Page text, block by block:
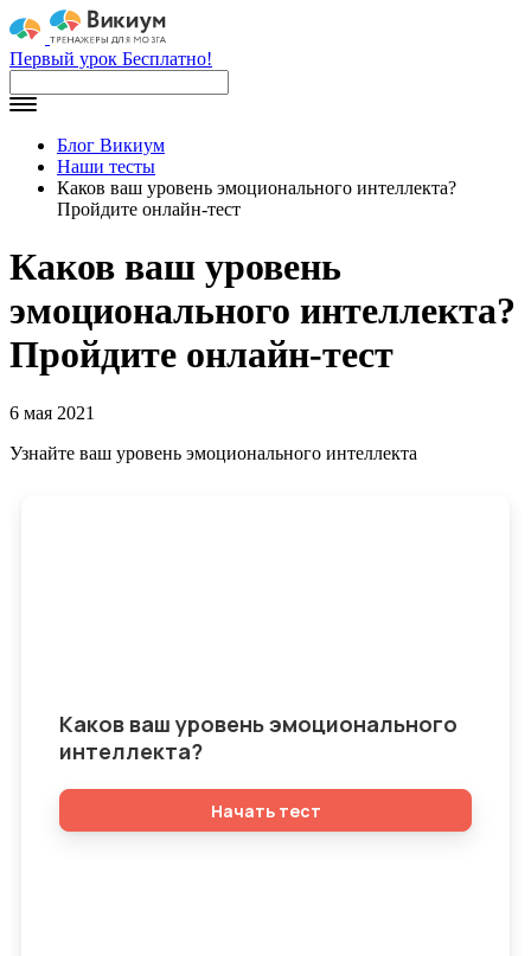
Первый урок Бесплатно!
Блог Викиум
Наши тесты
Каков ваш уровень эмоционального интеллекта?
Пройдите онлайн-тест
Каков ваш уровень
эмоционального интеллекта?
Пройдите онлайн-тест
6 мая 2021
Узнайте ваш уровень эмоционального интеллекта